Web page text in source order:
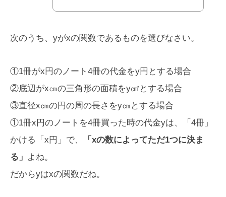
次のうち、yがxの関数であるものを選びなさい。
①1冊がx円のノート4冊の代金をy円とする場合
②底辺がx㎝の三角形の面積をy㎠とする場合
③直径x㎝の円の周の長さをy㎝とする場合
①1冊x円のノートを4冊買った時の代金yは、「4冊」
かける「x円」で、
「xの数によってただ1つに決ま
る」 よね。
だからyはxの関数だね。